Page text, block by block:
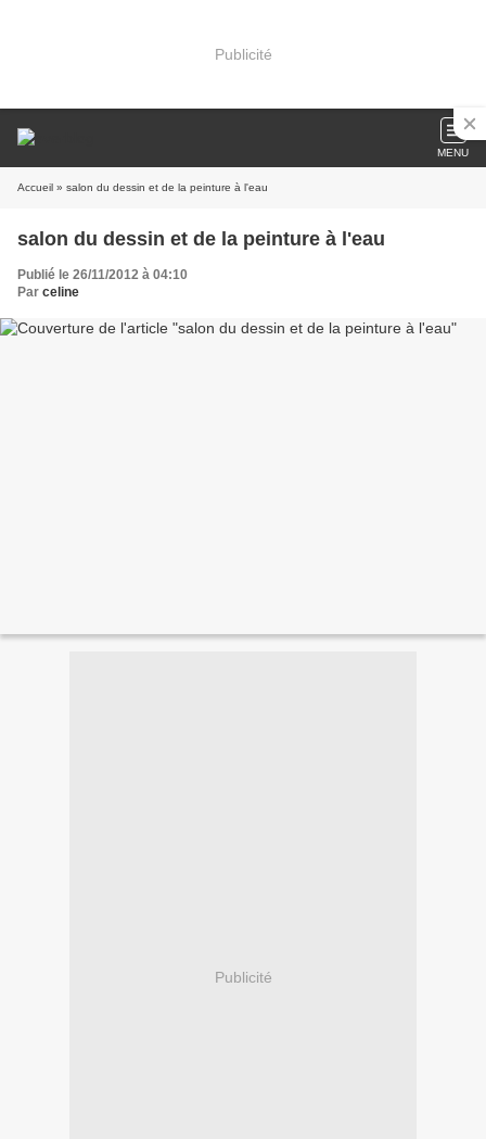
Publicité
MENU
Accueil » salon du dessin et de la peinture à l'eau
salon du dessin et de la peinture à l'eau
Publié le 26/11/2012 à 04:10
Par celine
Publicité